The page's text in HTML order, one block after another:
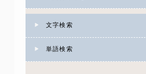
文字検索
単語検索